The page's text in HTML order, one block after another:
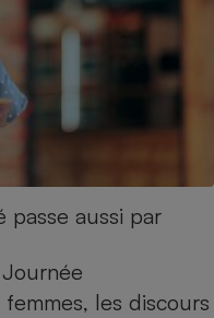
passe aussi par
les discours